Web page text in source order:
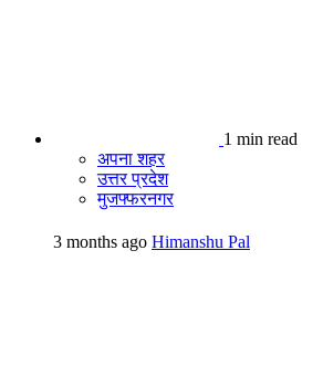
1 min read
अपना शहर
उत्तर प्रदेश
मुजफ्फरनगर
3 months ago Himanshu Pal